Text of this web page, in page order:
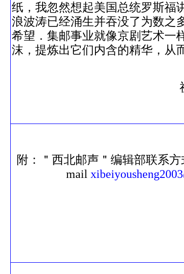
纸，我忽然想起美国总统罗斯福
浪波涛已经涌生并吞没了为数之
希望．集邮事业就像京剧艺术一
沫，提炼出它们内含的精华，从
附：＂西北邮声＂编辑部联
mail